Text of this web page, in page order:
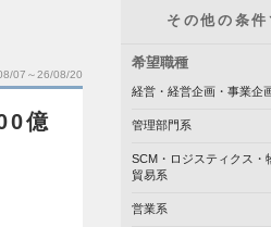
07～26/08/20
億
その他の条件
希望職種
経営・経営企画・事業企
管理部門系
SCM・ロジスティクス・
貿易系
営業系